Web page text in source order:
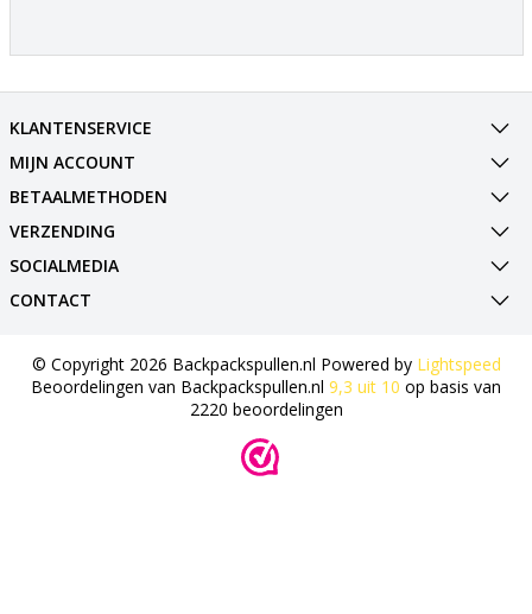
KLANTENSERVICE
MIJN ACCOUNT
BETAALMETHODEN
VERZENDING
SOCIALMEDIA
CONTACT
© Copyright 2026 Backpackspullen.nl Powered by Lightspeed
Beoordelingen van Backpackspullen.nl 9,3 uit 10 op basis van
2220 beoordelingen